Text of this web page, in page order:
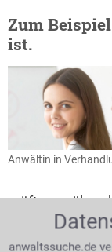
Zum
ist.
Anwältin in
prüft man über
erfolglose
sind. Das
anwaltssuche.de